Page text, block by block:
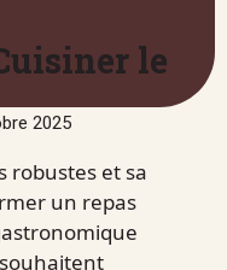
2025
le
robustes et sa
un repas